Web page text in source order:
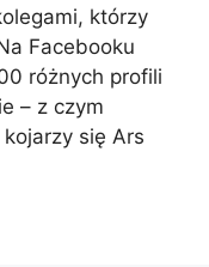
którzy
Facebooku
różnych profili
– z czym
się Ars